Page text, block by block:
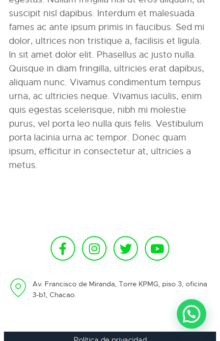
suscipit nisl dapibus. Interdum et malesuada
fames ac ante ipsum primis in faucibus. Sed mi
dolor, ultrices non tristique a, facilisis et ligula.
In sit amet dolor elit. Phasellus ac justo nulla.
Quisque in diam fringilla, ultricies erat dapibus,
aliquam nunc. Vivamus condimentum tempus
urna, ac ultricies neque. Vivamus iaculis, enim
quis egestas scelerisque, nibh mi molestie
purus, vel porta leo nulla quis felis. Vestibulum
porta lacinia urna ac tempor. Donec quam
ipsum, efficitur in consectetur at, ultricies a
metus.
Av. Francisco de Miranda, Torre KPMG, piso 3, oficina
3-b1, Chacao.